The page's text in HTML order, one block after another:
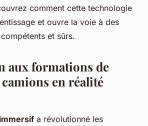
comment cette technologie
et ouvre la voie à des
et sûrs.
aux formations de
en réalité
a révolutionné les